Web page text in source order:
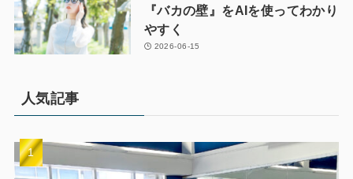
『バカの壁』をAIを使ってわかり
やすく
2026-06-15
人気記事